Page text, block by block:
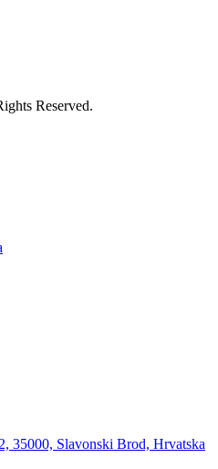
Reserved.
35000, Slavonski Brod, Hrvatska